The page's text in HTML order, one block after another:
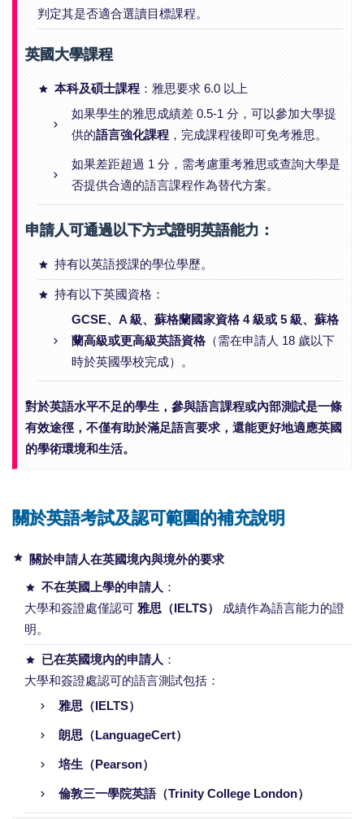
判定其是否適合選讀目標課程。
英國大學課程
本科及碩士課程：雅思要求 6.0 以上
如果學生的雅思成績差 0.5-1 分，可以參加大學提
供的語言強化課程，完成課程後即可免考雅思。
如果差距超過 1 分，需考慮重考雅思或查詢大學是
否提供合適的語言課程作為替代方案。
申請人可通過以下方式證明英語能力：
持有以英語授課的學位學歷。
持有以下英國資格：
GCSE、A 級、蘇格蘭國家資格 4 級或 5 級、蘇格
蘭高級或更高級英語資格（需在申請人 18 歲以下
時於英國學校完成）。
對於英語水平不足的學生，參與語言課程或內部測試是一條
有效途徑，不僅有助於滿足語言要求，還能更好地適應英國
的學術環境和生活。
關於英語考試及認可範圍的補充說明
關於申請人在英國境內與境外的要求
不在英國上學的申請人 ：
大學和簽證處僅認可 雅思（IELTS）
成績作為語言能力的證
明。
已在英國境內的申請人 ：
大學和簽證處認可的語言測試包括：
雅思（IELTS）
朗思（LanguageCert）
培生（Pearson）
倫敦三一學院英語（Trinity College London）